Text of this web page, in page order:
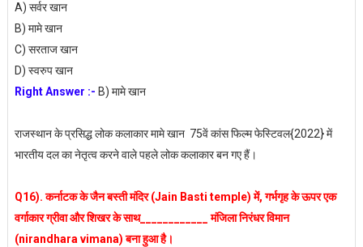
A) सर्वर खान
B) मामे खान
C) सरताज खान
D) स्वरुप खान
Right Answer :- B) मामे खान
राजस्थान के प्रसिद्ध लोक कलाकार मामे खान 75वें कांस फिल्म फेस्टिवल{2022} में
भारतीय दल का नेतृत्व करने वाले पहले लोक कलाकार बन गए हैं।
Q16). कर्नाटक के जैन बस्ती मंदिर (Jain Basti temple) में, गर्भगृह के ऊपर एक
वर्गाकार ग्रीवा और शिखर के साथ____________ मंजिला निरंधर विमान
(nirandhara vimana) बना हुआ है।